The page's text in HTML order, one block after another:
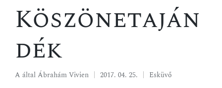
Köszönetaján
dék
A általÁbrahám Vivien 2017. 04. 25. Esküvő